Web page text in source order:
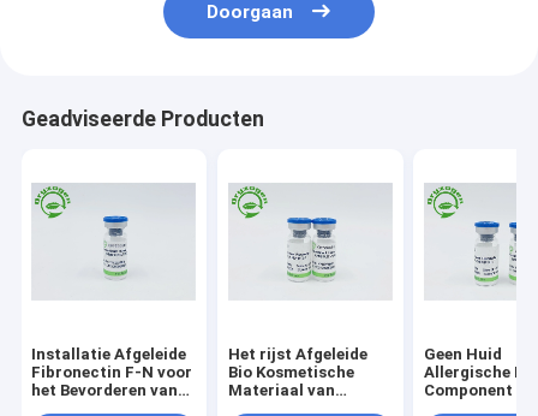
Doorgaan
Geadviseerde Producten
Installatie Afgeleide
Fibronectin F-N voor
het Bevorderen van
Het rijst Afgeleide
Bio Kosmetische
Materiaal van
Geen Huid
Allergische
Component